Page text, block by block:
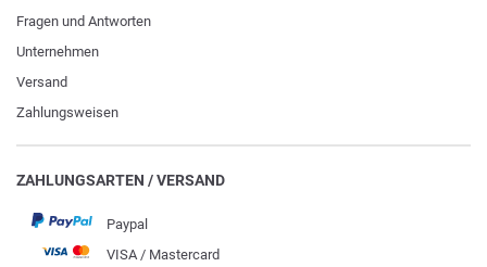
Fragen und Antworten
Unternehmen
Versand
Zahlungsweisen
ZAHLUNGSARTEN / VERSAND
Paypal
VISA / Mastercard